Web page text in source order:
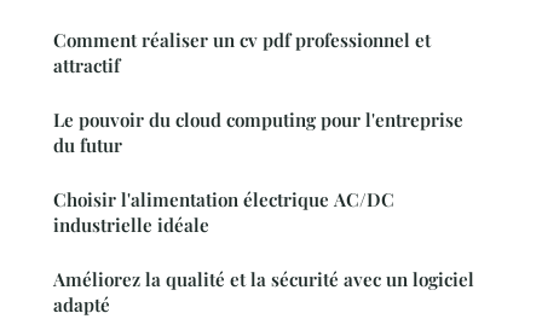
Comment réaliser un cv pdf professionnel et
attractif
Le pouvoir du cloud computing pour l'entreprise
du futur
Choisir l'alimentation électrique AC/DC
industrielle idéale
Améliorez la qualité et la sécurité avec un logiciel
adapté